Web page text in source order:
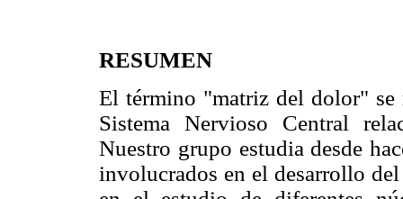
RESUMEN
El término "matriz del dolor" se
Sistema Nervioso Central
Nuestro grupo estudia desde
involucrados en el desarrollo